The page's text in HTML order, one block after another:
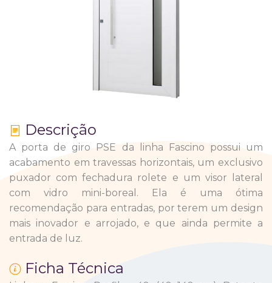
Descrição
A porta de giro PSE da linha Fascino possui um
acabamento em travessas horizontais, um exclusivo
puxador com fechadura rolete e um visor lateral
com vidro mini-boreal. Ela é uma ótima
recomendação para entradas, por terem um design
mais inovador e arrojado, e que ainda permite a
entrada de luz.
Ficha Técnica